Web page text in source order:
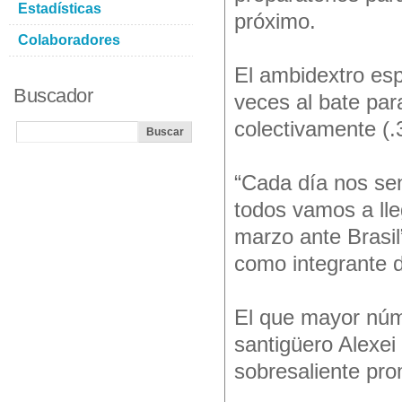
próximo.
El ambidextro
veces al bate
colectivamente
“Cada día nos
todos vamos a
marzo ante
como integrante
El que mayor
santigüero
sobresaliente
Estadísticas
Colaboradores
Buscador